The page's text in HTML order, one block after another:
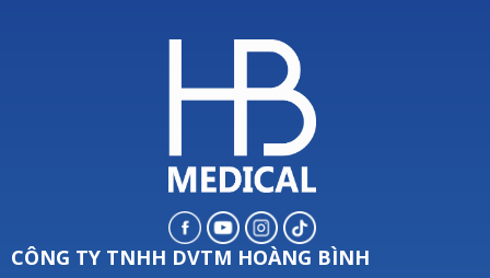
CÔNG TY TNHH DVTM HOÀNG BÌNH